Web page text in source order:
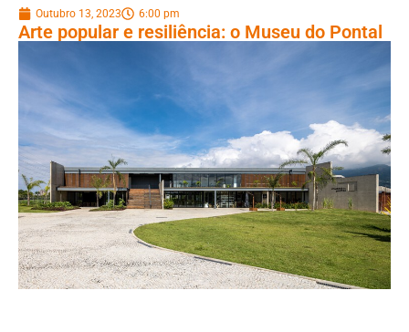
Outubro 13, 2023 6:00 pm
Arte popular e resiliência: o Museu do Pontal